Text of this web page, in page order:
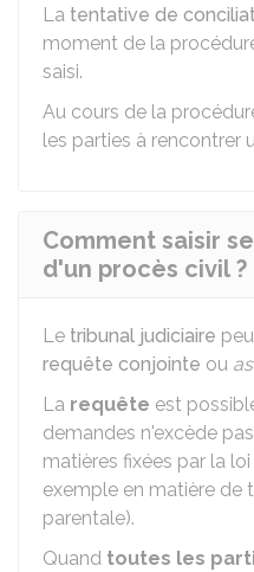
La tentative de
moment de la
saisi.
Au cours de la
les parties à rencontrer
Comment saisir
d'un procès civil ?
Le tribunal judiciaire
requête conjointe ou
La requête est
demandes n'excède pas
matières fixées par la
exemple en matière de
parentale).
Quand toutes les